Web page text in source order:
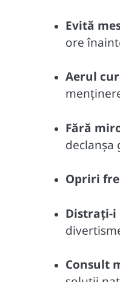
Evită
ore
Aerul
Fără
declanșa
Opriri
Distrați-
Consult